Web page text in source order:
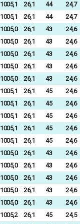
1005,1 26,1 44
24,7
1005,1 26,1 44
24,7
1005,0 26,1 43
24,6
1005,0 26,1 43
24,6
1005,0 26,1 43
24,6
1005,0 26,1 43
24,6
1005,0 26,1 43
24,6
1005,1 26,1 45
24,6
1005,1 26,1 45
24,6
1005,1 26,1 45
24,6
1005,1 26,1 45
24,6
1005,1 26,1 45
24,6
1005,0 26,1 43
24,6
1005,0 26,1 43
24,6
1005,0 26,1 43
24,6
1005,0 26,1 43
24,6
1005,0 26,1 43
24,6
1005,2 26,1 45
24,5